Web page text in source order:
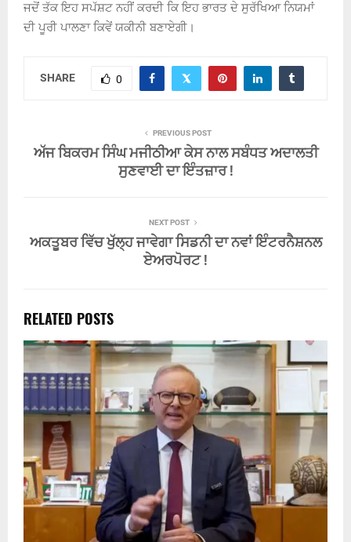
ਜਦੋਂ ਤੱਕ ਇਹ ਸਪੱਸ਼ਟ ਨਹੀਂ ਕਰਦੀ ਕਿ ਇਹ ਭਾਰਤ ਦੇ ਸੁਰੱਖਿਆ ਨਿਯਮਾਂ
ਦੀ ਪੂਰੀ ਪਾਲਣਾ ਕਿਵੇਂ ਯਕੀਨੀ ਬਣਾਏਗੀ।
SHARE 0
PREVIOUS POST
ਅੱਜ ਬਿਕਰਮ ਸਿੰਘ ਮਜੀਠੀਆ ਕੇਸ ਨਾਲ ਸਬੰਧਤ ਅਦਾਲਤੀ
ਸੁਣਵਾਈ ਦਾ ਇੰਤਜ਼ਾਰ !
NEXT POST
ਅਕਤੂਬਰ ਵਿੱਚ ਖੁੱਲ੍ਹ ਜਾਵੇਗਾ ਸਿਡਨੀ ਦਾ ਨਵਾਂ ਇੰਟਰਨੈਸ਼ਨਲ
ਏਅਰਪੋਰਟ !
RELATED POSTS